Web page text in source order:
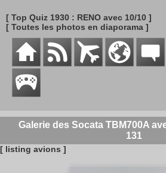
[ Top Quiz 1930 : RENO avec 10/10 ]
[ Toutes les photos en diaporama ]
Galerie des Socata TBM700A
131
[ listing avions ]